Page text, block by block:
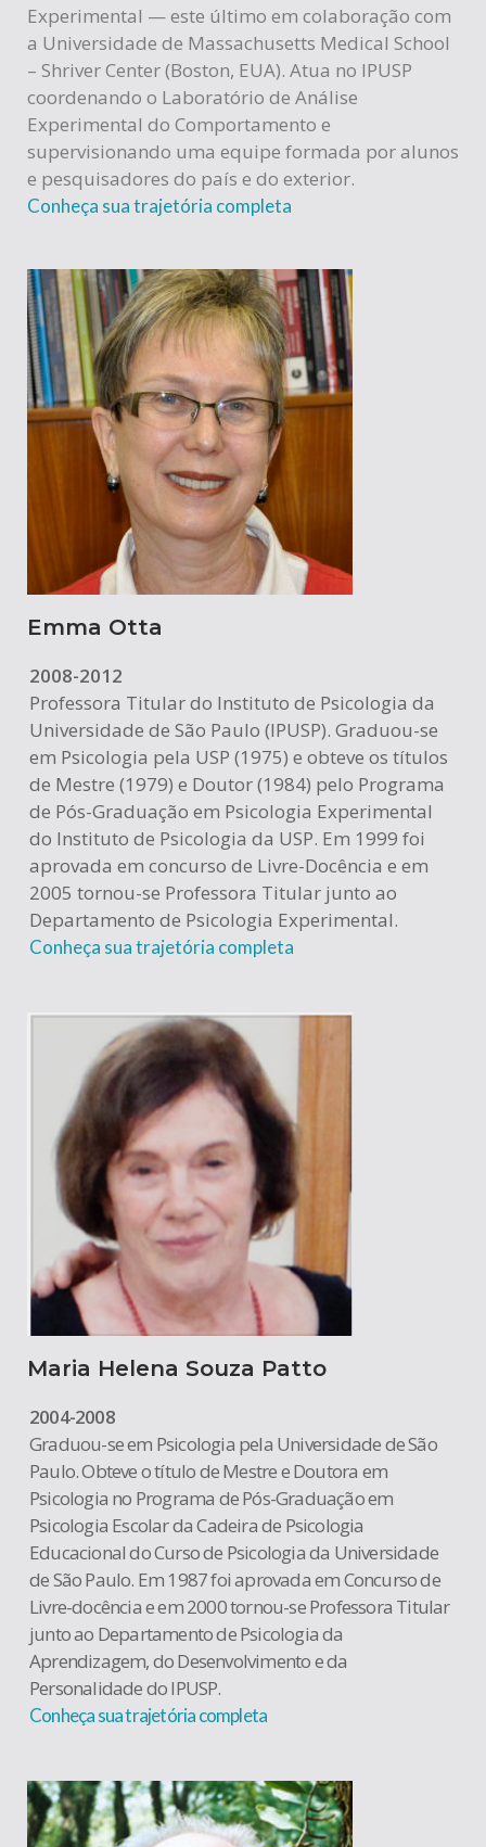
Experimental — este último em colaboração com
a Universidade de Massachusetts Medical School
– Shriver Center (Boston, EUA). Atua no IPUSP
coordenando o Laboratório de Análise
Experimental do Comportamento e
supervisionando uma equipe formada por alunos
e pesquisadores do país e do exterior.
Conheça sua trajetória completa
Emma Otta
2008-2012
Professora Titular do Instituto de Psicologia da
Universidade de São Paulo (IPUSP). Graduou-se
em Psicologia pela USP (1975) e obteve os títulos
de Mestre (1979) e Doutor (1984) pelo Programa
de Pós-Graduação em Psicologia Experimental
do Instituto de Psicologia da USP. Em 1999 foi
aprovada em concurso de Livre-Docência e em
2005 tornou-se Professora Titular junto ao
Departamento de Psicologia Experimental.
Conheça sua trajetória completa
Maria Helena Souza Patto
2004-2008
Graduou-se em Psicologia pela Universidade de São
Paulo. Obteve o título de Mestre e Doutora em
Psicologia no Programa de Pós-Graduação em
Psicologia Escolar da Cadeira de Psicologia
Educacional do Curso de Psicologia da Universidade
de São Paulo. Em 1987 foi aprovada em Concurso de
Livre-docência e em 2000 tornou-se Professora Titular
junto ao Departamento de Psicologia da
Aprendizagem, do Desenvolvimento e da
Personalidade do IPUSP.
Conheça sua trajetória completa